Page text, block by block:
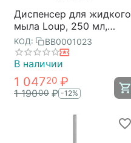
Диспенсер для жидкого
мыла Loup, 250 мл,
графитовый, Bergenson
Bjorn Bath
КОД: BB0001023
В наличии
1 04720 ₽
1 19000 ₽ -12%